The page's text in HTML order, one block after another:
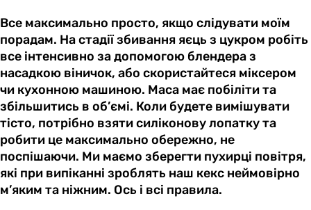
Все максимально просто, якщо слідувати моїм
порадам. На стадії збивання яєць з цукром робіть
все інтенсивно за допомогою блендера з
насадкою віничок, або скористайтеся міксером
чи кухонною машиною. Маса має побіліти та
збільшитись в об’ємі. Коли будете вимішувати
тісто, потрібно взяти силіконову лопатку та
робити це максимально обережно, не
поспішаючи. Ми маємо зберегти пухирці повітря,
які при випіканні зроблять наш кекс неймовірно
м’яким та ніжним. Ось і всі правила.